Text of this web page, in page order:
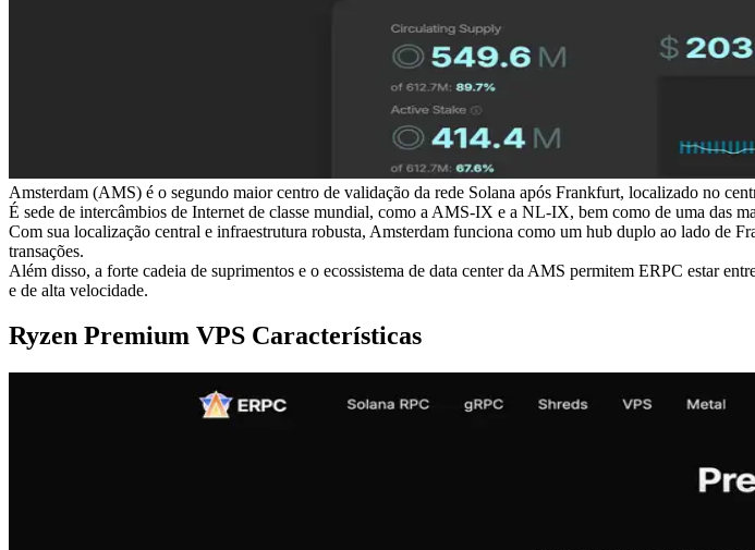
Amsterdam (AMS) é o segundo maior centro de validação da rede Solana após Frankfurt, localizado no
É sede de intercâmbios de Internet de classe mundial, como a AMS-IX e a NL-IX, bem como de uma das
Com sua localização central e infraestrutura robusta, Amsterdam funciona como um hub duplo ao lado de
transações.
Além disso, a forte cadeia de suprimentos e o ecossistema de data center da AMS permitem ERPC estar
e de alta velocidade.
Ryzen Premium VPS Características